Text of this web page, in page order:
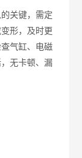
关键，需定
形，及时更
气缸、电磁
无卡顿、漏